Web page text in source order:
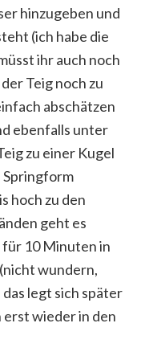
hinzugeben und
(ich habe die
ihr auch noch
Teig noch zu
abschätzen
ebenfalls unter
zu einer Kugel
hoch zu den
geht es
10 Minuten in
wundern,
legt sich später
wieder in den